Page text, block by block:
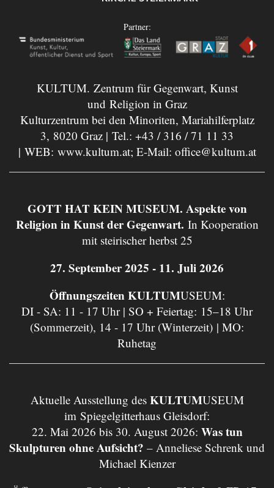
Partner:
KULTUM. Zentrum für Gegenwart, Kunst
und Religion in Graz
Kulturzentrum bei den Minoriten, Mariahilferplatz
3, 8020 Graz | Tel.: +43 / 316 / 71 11 33
| WEB: www.kultum.at; E-Mail: office@kultum.at
GOTT HAT KEIN MUSEUM. Aspekte von
Religion in Kunst der Gegenwart. In Kooperation
mit steirischer herbst 25
27. September 2025 - 11. Juli 2026
Öffnungszeiten KULTUMUSEUM:
DI - SA: 11 - 17 Uhr | SO + Feiertag: 15–18 Uhr
(Sommerzeit), 14 - 17 Uhr (Winterzeit) | MO:
Ruhetag
Aktuelle Ausstellung des KULTUMUSEUM
im Spiegelgitterhaus Gleisdorf:
22. Mai 2026 bis 30. August 2026: Was tun
Skulpturen ohne Aufsicht? – Anneliese Schrenk und
Michael Kienzer